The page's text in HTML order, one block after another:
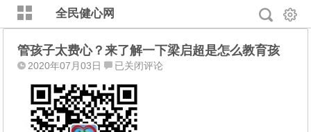
全民健心网
管孩子太费心？来了解一下梁启超是怎么教育孩
2020年07月03日
管
子
太
费
已关闭评论